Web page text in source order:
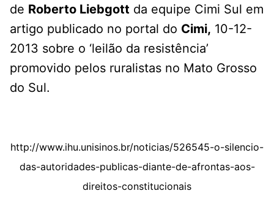
de Roberto Liebgott da equipe Cimi Sul em
artigo publicado no portal do Cimi, 10-12-
2013 sobre o ‘leilão da resistência’
promovido pelos ruralistas no Mato Grosso
do Sul.
http://www.ihu.unisinos.br/noticias/526545-o-silencio-
das-autoridades-publicas-diante-de-afrontas-aos-
direitos-constitucionais